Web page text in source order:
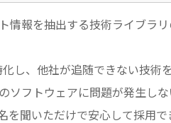
情報を抽出する技術ライブラ
し、他社が追随できない技術
ソフトウェアに問題が発生し
聞いただけで安心して採用で